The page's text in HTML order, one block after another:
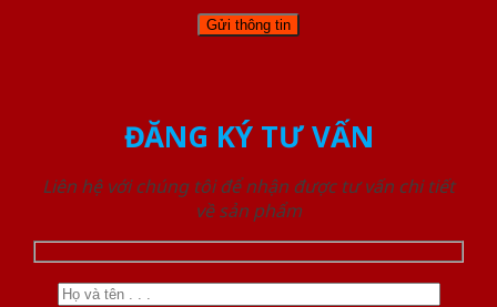
ĐĂNG KÝ TƯ VẤN
Liên hệ với chúng tôi để nhận được tư vấn chi tiết
về sản phẩm